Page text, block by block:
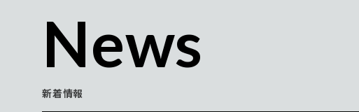
News
新着情報